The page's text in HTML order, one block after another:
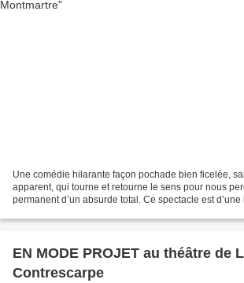
Une comédie hilarante façon pochade bien ficelée,
apparent, qui tourne et retourne le sens pour nous
permanent d’un absurde total. Ce spectacle est d’une
EN MODE PROJET au théâtre de
Contrescarpe